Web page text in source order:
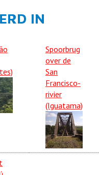
IN
Spoorbrug
over de
San
Francisco-
rivier
(Iguatama)